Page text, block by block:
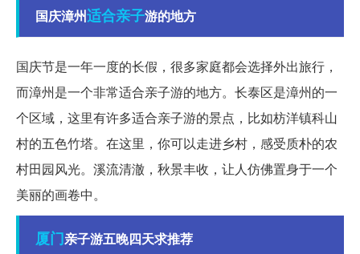
国庆漳州适合亲子游的地方
国庆节是一年一度的长假，很多家庭都会选择外出旅行，
而漳州是一个非常适合亲子游的地方。长泰区是漳州的一
个区域，这里有许多适合亲子游的景点，比如枋洋镇科山
村的五色竹塔。在这里，你可以走进乡村，感受质朴的农
村田园风光。溪流清澈，秋景丰收，让人仿佛置身于一个
美丽的画卷中。
厦门亲子游五晚四天求推荐